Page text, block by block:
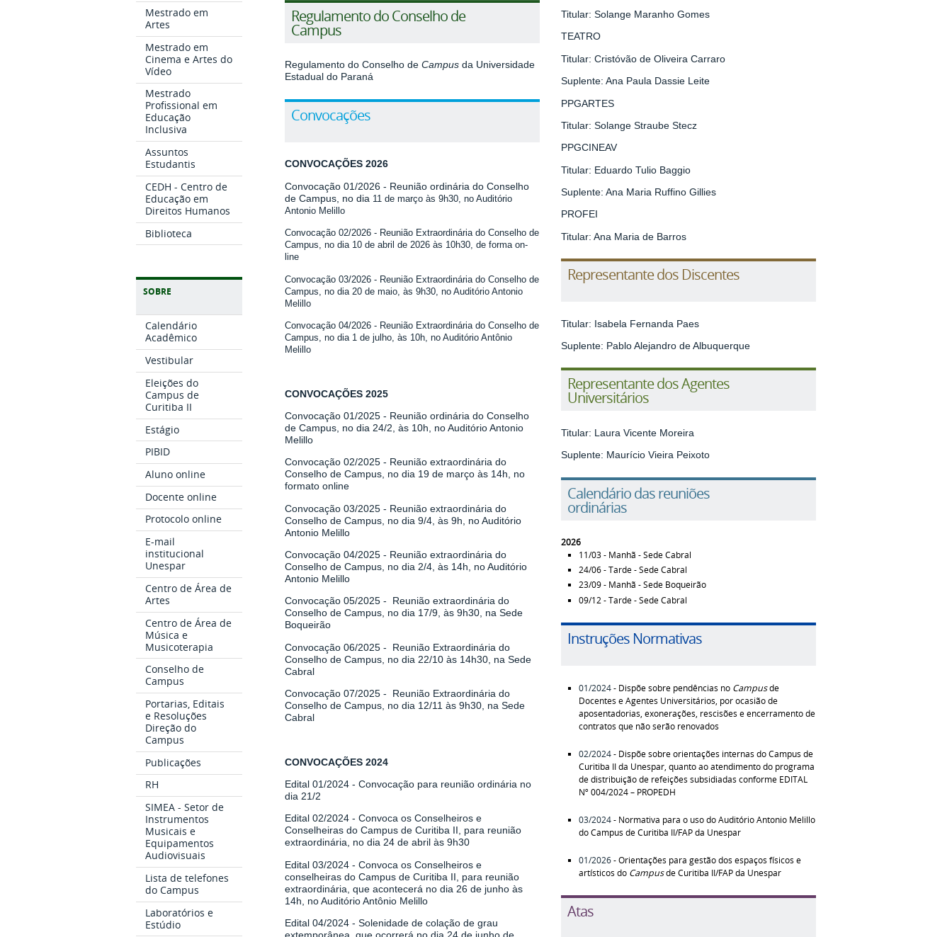
Mestrado em
Artes
Mestrado em
Cinema e Artes do
Vídeo
Mestrado
Profissional em
Educação
Inclusiva
Assuntos
Estudantis
CEDH - Centro de
Educação em
Direitos Humanos
Biblioteca
SOBRE
Calendário
Acadêmico
Vestibular
Eleições do
Campus de
Curitiba II
Estágio
PIBID
Aluno online
Docente online
Protocolo online
E-mail
institucional
Unespar
Centro de Área de
Artes
Centro de Área de
Música e
Musicoterapia
Conselho de
Campus
Portarias, Editais
e Resoluções
Direção do
Campus
Publicações
RH
SIMEA - Setor de
Instrumentos
Musicais e
Equipamentos
Audiovisuais
Lista de telefones
do Campus
Laboratórios e
Estúdio
Regulamento do Conselho de
Campus
Regulamento do Conselho de Campusda Universidade
Estadual do Paraná
Convocações
CONVOCAÇÕES 2026
Convocação 01/2026- Reunião ordinária do Conselho
de Campus, no dia 11 de marçoàs 9h30, no Auditório
Antonio Melillo
Convocação 02/2026- Reunião Extraordinária do Conselho de
Campus, no dia 10 de abril de 2026 às 10h30, de forma on-
line
Convocação 03/2026 - Reunião Extraordinária do Conselho de
Campus, no dia 20 de maio, às 9h30, no Auditório Antonio
Melillo
Convocação 04/2026- Reunião Extraordinária do Conselho de
Campus, no dia 1 de julho, às 10h, no Auditório Antônio
Melillo
CONVOCAÇÕES 2025
Convocação 01/2025- Reunião ordinária do Conselho
de Campus, no dia 24/2, às 10h, no Auditório Antonio
Melillo
Convocação 02/2025- Reunião extraordinária do
Conselho de Campus, no dia 19 de março às 14h, no
formato online
Convocação 03/2025 - Reunião extraordinária do
Conselho de Campus, no dia 9/4, às 9h, no Auditório
Antonio Melillo
Convocação 04/2025- Reunião extraordinária do
Conselho de Campus, no dia 2/4, às 14h, no Auditório
Antonio Melillo
Convocação 05/2025 - Reunião extraordinária do
Conselho de Campus, no dia 17/9, às 9h30, na Sede
Boqueirão
Convocação 06/2025- Reunião Extraordinária do
Conselho de Campus, no dia 22/10 às 14h30, na Sede
Cabral
Convocação 07/2025- Reunião Extraordinária do
Conselho de Campus, no dia 12/11 às 9h30, na Sede
Cabral
CONVOCAÇÕES 2024
Edital 01/2024- Convocação para reunião ordinária no
dia 21/2
Edital 02/2024 - Convoca os Conselheiros e
Conselheiras do Campus de Curitiba II, para reunião
extraordinária, no dia 24 de abril às 9h30
Edital 03/2024 - Convoca os Conselheiros e
conselheiras do Campus de Curitiba II, para reunião
extraordinária, que acontecerá no dia 26 de junho às
14h, no Auditório Antônio Melillo
Edital 04/2024 - Solenidade de colação de grau
Titular: Solange Maranho Gomes
TEATRO
Titular: Cristóvão de Oliveira Carraro
Suplente: Ana Paula Dassie Leite
PPGARTES
Titular: Solange Straube Stecz
PPGCINEAV
Titular: Eduardo Tulio Baggio
Suplente: Ana Maria Ruffino Gillies
PROFEI
Titular: Ana Maria de Barros
Representante dos Discentes
Titular: Isabela Fernanda Paes
Suplente: Pablo Alejandro de Albuquerque
Representante dos Agentes
Universitários
Titular: Laura Vicente Moreira
Suplente: Maurício Vieira Peixoto
Calendário das reuniões
ordinárias
2026
11/03 - Manhã - Sede Cabral
24/06 - Tarde - Sede Cabral
23/09 - Manhã - Sede Boqueirão
09/12 - Tarde - Sede Cabral
Instruções Normativas
01/2024- Dispõe sobre pendências no Campusde
Docentes e Agentes Universitários, por ocasião de
aposentadorias, exonerações, rescisões e encerramento de
contratos que não serão renovados
02/2024- Dispõe sobre orientações internas do Campus de
Curitiba II da Unespar, quanto ao atendimento do programa
de distribuição de refeições subsidiadas conforme EDITAL
Nº 004/2024 – PROPEDH
03/2024- Normativa para o uso do Auditório Antonio Melillo
do Campus de Curitiba II/FAP da Unespar
01/2026- Orientações para gestão dos espaços físicos e
artísticos doCampusde Curitiba II/FAP da Unespar
Atas